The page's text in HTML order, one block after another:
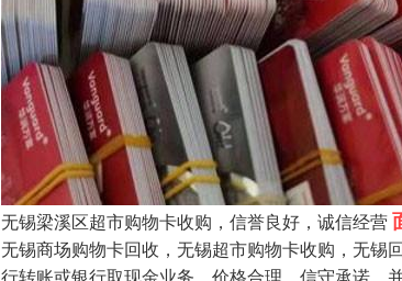
无锡梁溪区超市购物卡收购，信誉良好，诚信经营
无锡商场购物卡回收，无锡超市购物卡收购，无锡